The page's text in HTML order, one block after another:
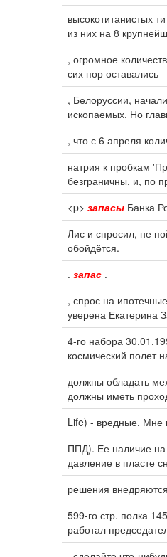
высокотитанистых
из них на 8
, огромное
сих пор оставались
, Белоруссии,
ископаемых. Но
, что с 6 апреля
натрия к пробкам
безграничны, и, по
<p> запасы Банка
Лис и спросил, не
обойдётся.
. запас .
, спрос на
уверена Екатерина
4-го набора
космический полет
должны обладать
должны иметь
Life) - вредные. Мне
ППД). Ее наличие на
давление в пласте
решения
599-го стр. полка
работал